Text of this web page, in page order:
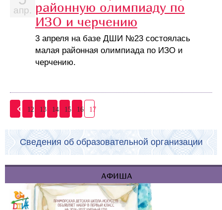
апр. районную олимпиаду по
ИЗО и черчению
3 апреля на базе ДШИ №23 состоялась
малая районная олимпиада по ИЗО и
черчению.
12 13 14 15 16 17
Сведения об образовательной организации
АФИША